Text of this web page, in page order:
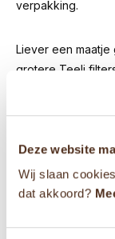
Deze website
Wij slaan
dat akkoord?
verpakking.
Liever een maatje
grotere Teeli
Dit papieren